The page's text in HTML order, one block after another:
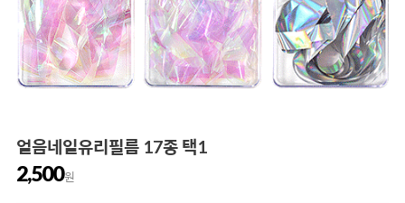
얼음네일유리필름 17종 택1
2,500원